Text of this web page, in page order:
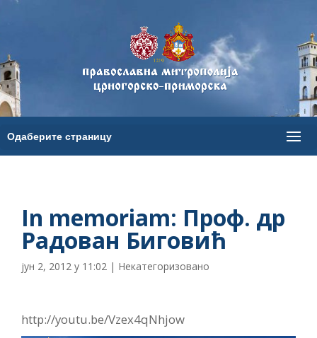
In memoriam: Проф. др
Радован Биговић
јун 2, 2012 у 11:02 | Некатегоризовано
http://youtu.be/Vzex4qNhjow